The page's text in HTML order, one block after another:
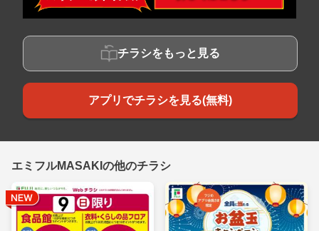
チラシをもっと見る
アプリでチラシを見る(無料)
エミフルMASAKIの他のチラシ